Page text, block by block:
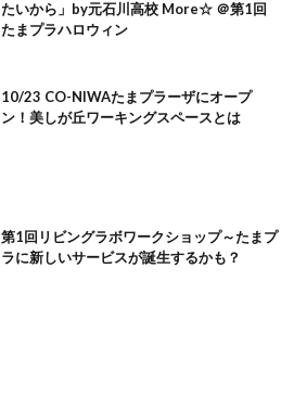
たいから」by元石川高校 More☆ ＠第1回
たまプラハロウィン
10/23 CO-NIWAたまプラーザにオープ
ン！美しが丘ワーキングスペースとは
第1回リビングラボワークショップ～たまプ
ラに新しいサービスが誕生するかも？